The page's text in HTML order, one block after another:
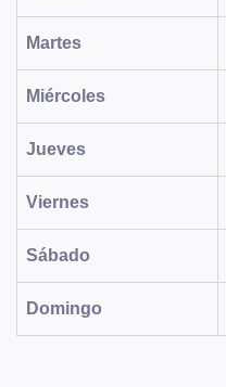
Martes
Miércoles
Jueves
Viernes
Sábado
Domingo